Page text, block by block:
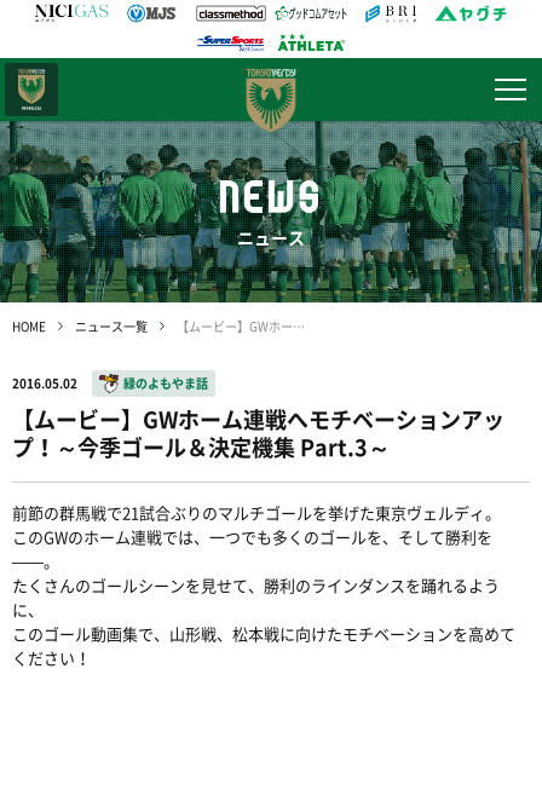
NEWS
ニュース
HOME ニュース一覧 【ムービー】GWホーム連戦へモチベーションアップ！～今季ゴール＆決定機集 Part.3～
2016.05.02 緑のよもやま話
【ムービー】GWホーム連戦へモチベーションアッ
プ！～今季ゴール＆決定機集 Part.3～
前節の群馬戦で21試合ぶりのマルチゴールを挙げた東京ヴェルディ。
このGWのホーム連戦では、一つでも多くのゴールを、そして勝利を
――。
たくさんのゴールシーンを見せて、勝利のラインダンスを踊れるよう
に、
このゴール動画集で、山形戦、松本戦に向けたモチベーションを高めて
ください！